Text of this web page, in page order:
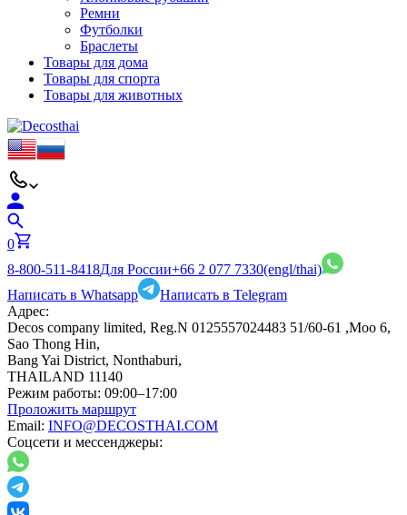
Ремни
Футболки
Браслеты
Товары для дома
Товары для спорта
Товары для животных
0
8-800-511-8418Для России+66 2 077 7330(engl/thai)
Написать в Whatsapp
Написать в Telegram
Адрес:
Decos company limited, Reg.N 0125557024483 51/60-61 ,Moo 6,
Sao Thong Hin,
Bang Yai District, Nonthaburi,
THAILAND 11140
Режим работы: 09:00–17:00
Проложить маршрут
Email: INFO@DECOSTHAI.COM
Соцсети и мессенджеры: